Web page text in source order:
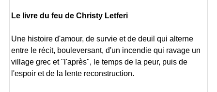
Le livre du feu de Christy Letferi
Une histoire d'amour, de survie et de deuil qui alterne
entre le récit, bouleversant, d'un incendie qui ravage un
village grec et "l'après", le temps de la peur, puis de
l'espoir et de la lente reconstruction.